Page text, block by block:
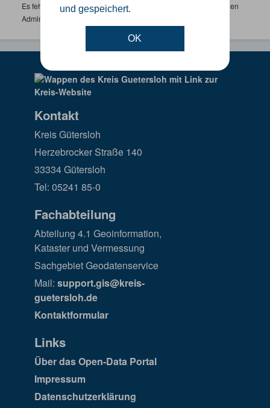
und gespeichert.
OK
Es fehlen spezifische Datensätze? Wenden Sie sich bitte an einen
Administrator unter:
Kontakt
Kreis Gütersloh
Herzebrocker Straße 140
33334 Gütersloh
Tel: 05241 85-0
Fachabteilung
Abteilung 4.1 Geoinformation,
Kataster und Vermessung
Sachgebiet Geodatenservice
Mail: support.gis@kreis-
guetersloh.de
Kontaktformular
Links
Über das Open-Data Portal
Impressum
Datenschutzerklärung